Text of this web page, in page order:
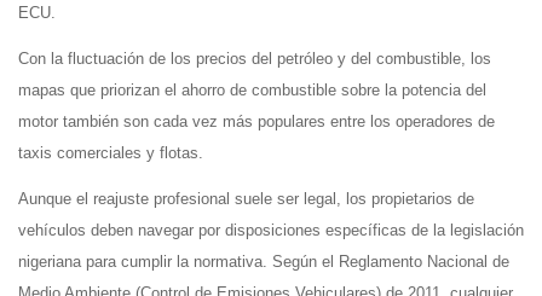
ECU.
Con la fluctuación de los precios del petróleo y del combustible, los
mapas que priorizan el ahorro de combustible sobre la potencia del
motor también son cada vez más populares entre los operadores de
taxis comerciales y flotas.
Aunque el reajuste profesional suele ser legal, los propietarios de
vehículos deben navegar por disposiciones específicas de la legislación
nigeriana para cumplir la normativa. Según el Reglamento Nacional de